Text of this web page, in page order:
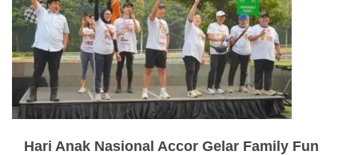
Hari Anak Nasional Accor Gelar Family Fun